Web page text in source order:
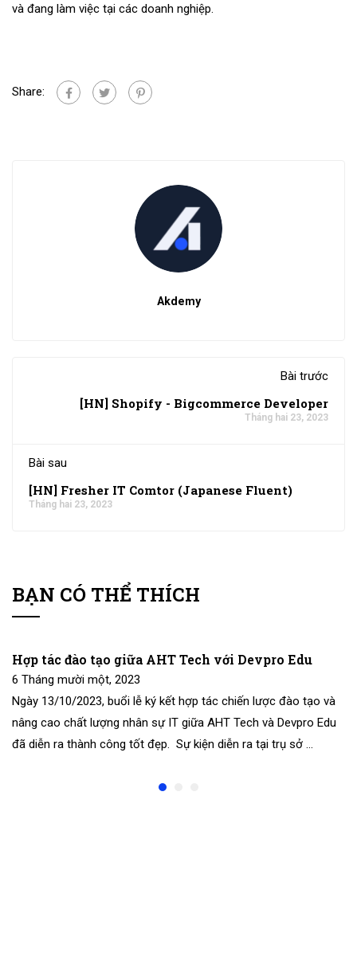
và đang làm việc tại các doanh nghiệp.
Share:
Akdemy
Bài trước
[HN] Shopify - Bigcommerce Developer
Tháng hai 23, 2023
Bài sau
[HN] Fresher IT Comtor (Japanese Fluent)
Tháng hai 23, 2023
BẠN CÓ THỂ THÍCH
Hợp tác đào tạo giữa AHT Tech với Devpro Edu
6 Tháng mười một, 2023
Ngày 13/10/2023, buổi lễ ký kết hợp tác chiến lược đào tạo và
nâng cao chất lượng nhân sự IT giữa AHT Tech và Devpro Edu
đã diễn ra thành công tốt đẹp. Sự kiện diễn ra tại trụ sở …